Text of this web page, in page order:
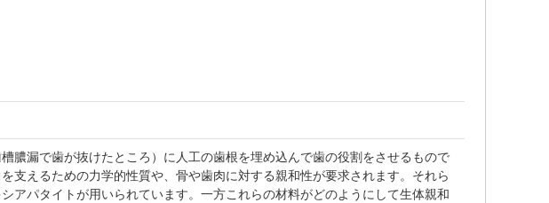
膿漏で歯が抜けたところ）に人工の歯根を埋め込んで歯の役割をさせるもので
支えるための力学的性質や、骨や歯肉に対する親和性が要求されます。それら
アパタイトが用いられています。一方これらの材料がどのようにして生体親和